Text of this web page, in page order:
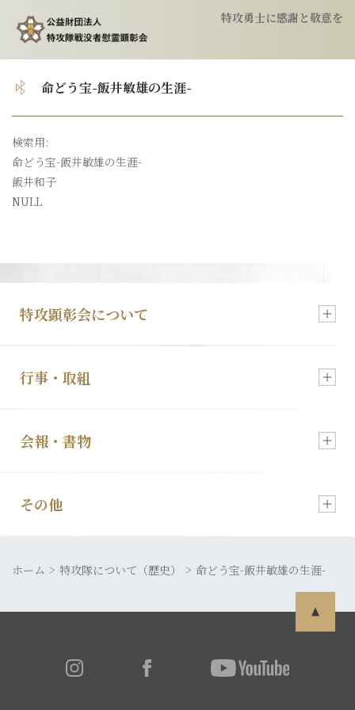
特攻勇士に感謝と敬意を
トップ
顕彰会について
特攻隊について
会報
命どう宝-飯井敏雄の生涯-
検索用:
命どう宝-飯井敏雄の生涯-
飯井和子
NULL
特攻顕彰会について
新着情報
顕彰会について
入会・各種お申込
行事・取組
慰霊祭のご案内
特攻像の奉納
会報・書物
会報「特攻」
発行書籍
その他
皆さまの声
ホーム 特攻隊について（歴史） 命どう宝-飯井敏雄の生涯-